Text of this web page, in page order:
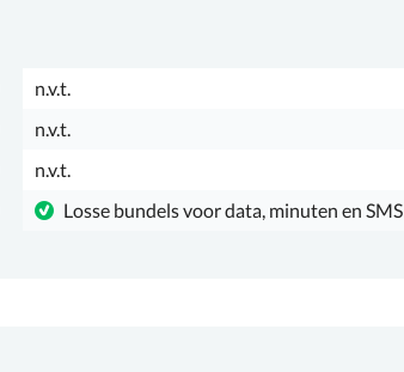
n.v.t.
n.v.t.
n.v.t.
Losse bundels voor data, minuten en SMS